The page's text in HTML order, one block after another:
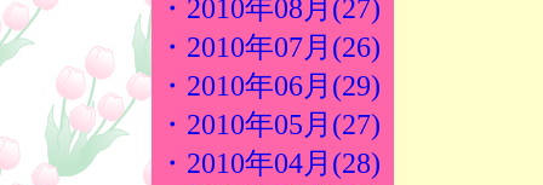
・2010年08月(27)
・2010年07月(26)
・2010年06月(29)
・2010年05月(27)
・2010年04月(28)